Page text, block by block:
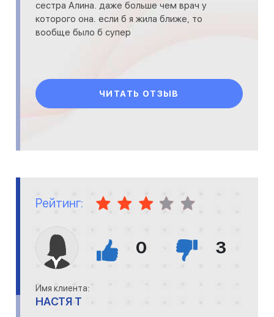
сестра Алина. даже больше чем врач у
которого она. если б я жила ближе, то
вообще было б супер
ЧИТАТЬ ОТЗЫВ
Рейтинг:
0 3
Имя клиента:
НАСТЯ Т